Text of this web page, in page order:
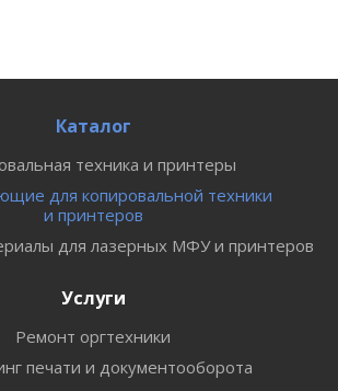
Каталог
техника и принтеры
для копировальной техники
и принтеров
для лазерных МФУ и принтеров
Услуги
Ремонт оргтехники
печати и документооборота